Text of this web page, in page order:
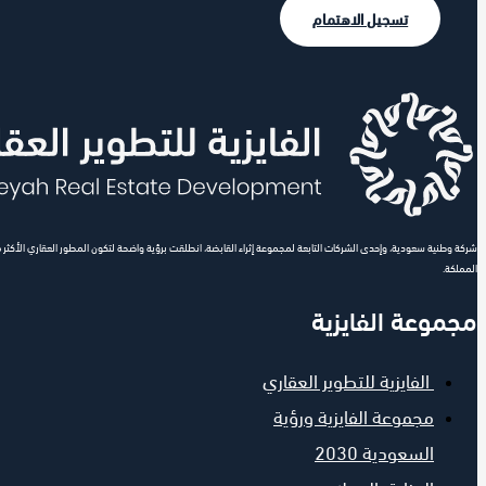
تسجيل الاهتمام
شركة وطنية سعودية، وإحدى الشركات التابعة لمجموعة إثراء القابضة، انطلقت برؤية واضحة لتكون المطور العقاري
المملكة.
مجموعة الفايزية
الفايزية للتطوير العقاري
مجموعة الفايزية ورؤية
السعودية 2030